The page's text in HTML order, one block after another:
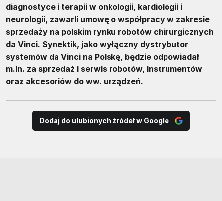
diagnostyce i terapii w onkologii, kardiologii i
neurologii, zawarli umowę o współpracy w zakresie
sprzedaży na polskim rynku robotów chirurgicznych
da Vinci. Synektik, jako wyłączny dystrybutor
systemów da Vinci na Polskę, będzie odpowiadał
m.in. za sprzedaż i serwis robotów, instrumentów
oraz akcesoriów do ww. urządzeń.
Dodaj do ulubionych źródeł w Google